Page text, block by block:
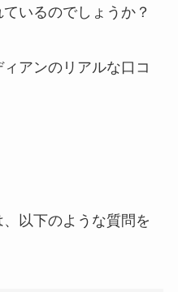
いるのでしょうか？
アンのリアルな口コ
、以下のような質問を